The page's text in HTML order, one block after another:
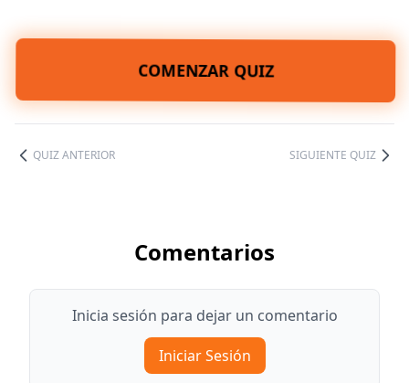
COMENZAR QUIZ
QUIZ ANTERIOR SIGUIENTE QUIZ
Comentarios
Inicia sesión para dejar un comentario
Iniciar Sesión